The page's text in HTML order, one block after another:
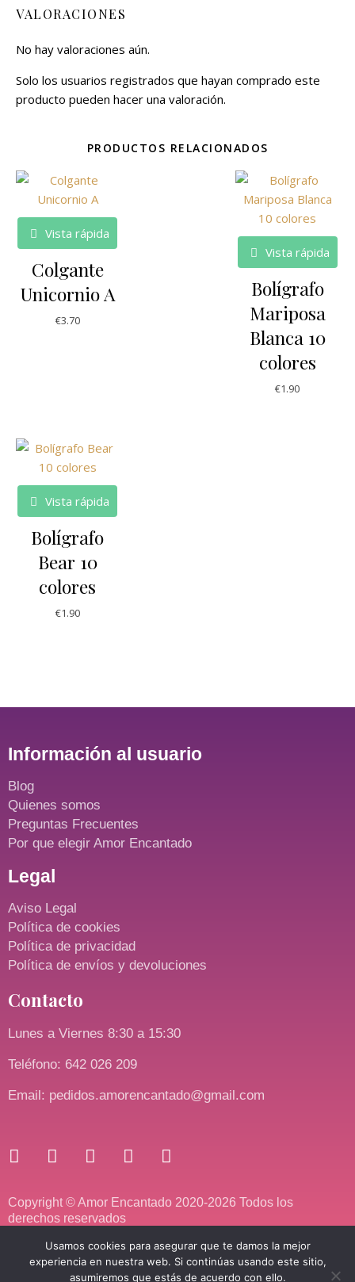
VALORACIONES
No hay valoraciones aún.
Solo los usuarios registrados que hayan comprado este
producto pueden hacer una valoración.
PRODUCTOS RELACIONADOS
Vista rápida
Colgante
Unicornio A
€3.70
Vista rápida
Bolígrafo
Mariposa
Blanca 10
colores
€1.90
Vista rápida
Bolígrafo
Bear 10
colores
€1.90
Información al usuario
Blog
Quienes somos
Preguntas Frecuentes
Por que elegir Amor Encantado
Legal
Aviso Legal
Política de cookies
Política de privacidad
Política de envíos y devoluciones
Contacto
Lunes a Viernes 8:30 a 15:30
Teléfono: 642 026 209
Email: pedidos.amorencantado@gmail.com
Copyright © Amor Encantado 2020-2026 Todos los
derechos reservados
Usamos cookies para asegurar que te damos la mejor
experiencia en nuestra web. Si continúas usando este sitio,
asumiremos que estás de acuerdo con ello.